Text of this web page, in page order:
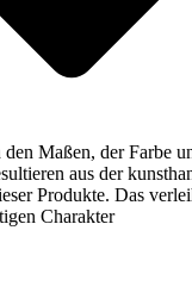
Maßen, der Farbe
aus der
Produkte. Das
Charakter